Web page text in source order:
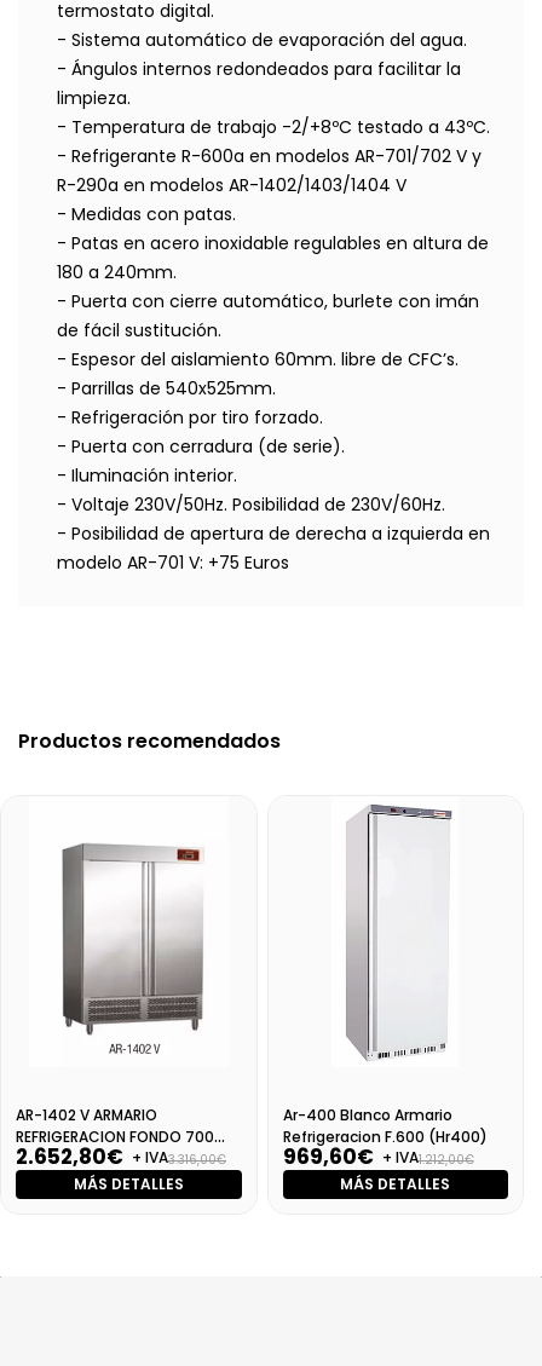
termostato digital.
- Sistema automático de evaporación del agua.
- Ángulos internos redondeados para facilitar la
limpieza.
- Temperatura de trabajo -2/+8ºC testado a 43ºC.
- Refrigerante R-600a en modelos AR-701/702 V y
R-290a en modelos AR-1402/1403/1404 V
- Medidas con patas.
- Patas en acero inoxidable regulables en altura de
180 a 240mm.
- Puerta con cierre automático, burlete con imán
de fácil sustitución.
- Espesor del aislamiento 60mm. libre de CFC’s.
- Parrillas de 540x525mm.
- Refrigeración por tiro forzado.
- Puerta con cerradura (de serie).
- Iluminación interior.
- Voltaje 230V/50Hz. Posibilidad de 230V/60Hz.
- Posibilidad de apertura de derecha a izquierda en
modelo AR-701 V: +75 Euros
Productos recomendados
AR-1402 V ARMARIO
REFRIGERACION FONDO 700
VENTILADO (snack850TNV)
2.652,80€ + IVA3.316,00€
MÁS DETALLES
Ar-400 Blanco Armario
Refrigeracion F.600 (Hr400)
969,60€ + IVA1.212,00€
MÁS DETALLES